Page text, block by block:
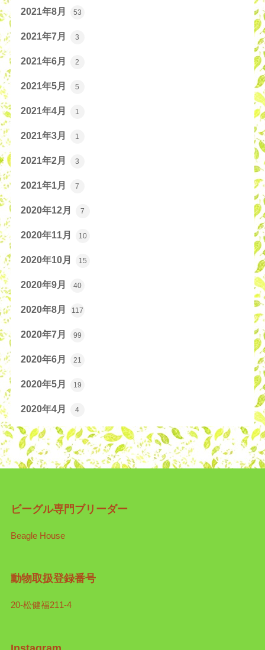
2021年8月 53
2021年7月 3
2021年6月 2
2021年5月 5
2021年4月 1
2021年3月 1
2021年2月 3
2021年1月 7
2020年12月 7
2020年11月 10
2020年10月 15
2020年9月 40
2020年8月 117
2020年7月 99
2020年6月 21
2020年5月 19
2020年4月 4
ビーグル専門ブリーダー
Beagle House
動物取扱登録番号
20-松健福211-4